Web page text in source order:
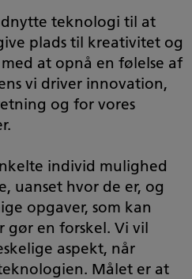
teknologi til at
plads til kreativitet og
at opnå en følelse af
vi driver innovation,
og for vores
individ mulighed
uanset hvor de er, og
opgaver, som kan
gør en forskel. Vi vil
aspekt, når
Målet er at